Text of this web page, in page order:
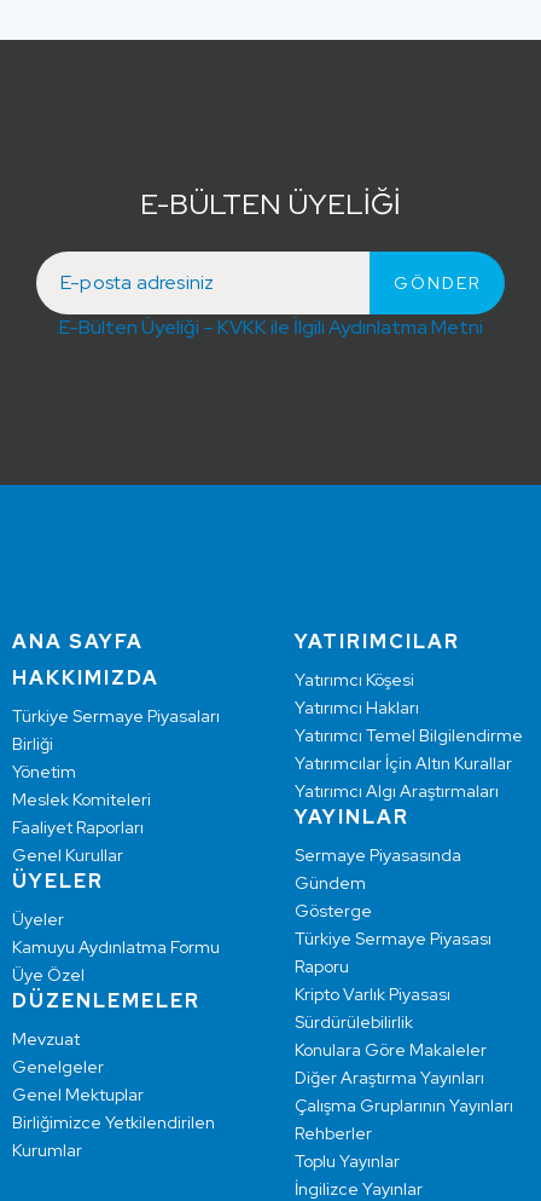
E-BÜLTEN ÜYELİĞİ
E-Bülten Üyeliği – KVKK ile İlgili Aydınlatma Metni
ANA SAYFA
HAKKIMIZDA
Türkiye Sermaye Piyasaları
Birliği
Yönetim
Meslek Komiteleri
Faaliyet Raporları
Genel Kurullar
ÜYELER
Üyeler
Kamuyu Aydınlatma Formu
Üye Özel
DÜZENLEMELER
Mevzuat
Genelgeler
Genel Mektuplar
Birliğimizce Yetkilendirilen
Kurumlar
YATIRIMCILAR
Yatırımcı Köşesi
Yatırımcı Hakları
Yatırımcı Temel Bilgilendirme
Yatırımcılar İçin Altın Kurallar
Yatırımcı Algı Araştırmaları
YAYINLAR
Sermaye Piyasasında
Gündem
Gösterge
Türkiye Sermaye Piyasası
Raporu
Kripto Varlık Piyasası
Sürdürülebilirlik
Konulara Göre Makaleler
Diğer Araştırma Yayınları
Çalışma Gruplarının Yayınları
Rehberler
Toplu Yayınlar
İngilizce Yayınlar